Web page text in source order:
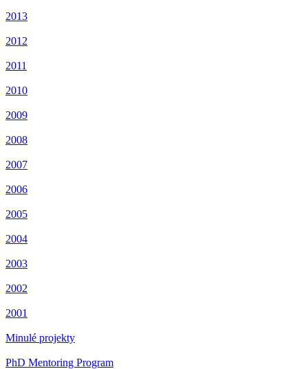
2013
2012
2011
2010
2009
2008
2007
2006
2005
2004
2003
2002
2001
Minulé projekty
PhD Mentoring Program